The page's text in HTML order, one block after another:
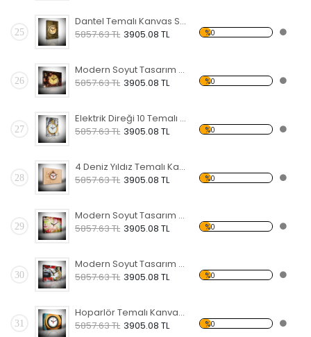
25
Dantel Temalı Kanvas Saat
5857.63 TL 3905.08 TL %0
26
Modern Soyut Tasarım 16 Temalı Kanvas Saat
5857.63 TL 3905.08 TL %0
27
Elektrik Direği 10 Temalı Kanvas Saat
5857.63 TL 3905.08 TL %0
28
4 Deniz Yıldız Temalı Kanvas Saat
5857.63 TL 3905.08 TL %0
29
Modern Soyut Tasarım 15 Temalı Kanvas Saat
5857.63 TL 3905.08 TL %0
30
Modern Soyut Tasarım 14 Temalı Kanvas Saat
5857.63 TL 3905.08 TL %0
31
Hoparlör Temalı Kanvas Saat
5857.63 TL 3905.08 TL %0